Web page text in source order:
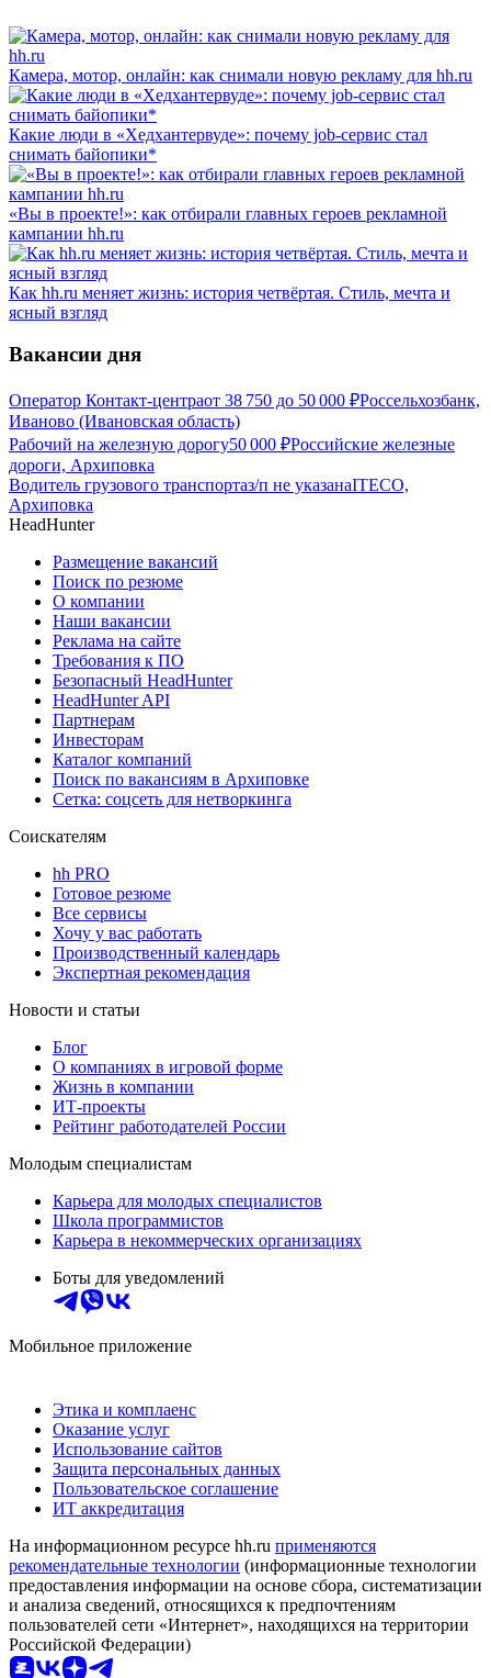
Камера, мотор, онлайн: как снимали новую рекламу для hh.ru
Какие люди в «Хедхантервуде»: почему job-сервис стал
снимать байопики*
«Вы в проекте!»: как отбирали главных героев рекламной
кампании hh.ru
Как hh.ru меняет жизнь: история четвёртая. Стиль, мечта и
ясный взгляд
Вакансии дня
Оператор Контакт-центраот 38 750 до 50 000 ₽Россельхозбанк,
Иваново (Ивановская область)
Рабочий на железную дорогу50 000 ₽Российские железные
дороги, Архиповка
Водитель грузового транспортаз/п не указанаITECO,
Архиповка
HeadHunter
Размещение вакансий
Поиск по резюме
О компании
Наши вакансии
Реклама на сайте
Требования к ПО
Безопасный HeadHunter
HeadHunter API
Партнерам
Инвесторам
Каталог компаний
Поиск по вакансиям в Архиповке
Сетка: соцсеть для нетворкинга
Соискателям
hh PRO
Готовое резюме
Все сервисы
Хочу у вас работать
Производственный календарь
Экспертная рекомендация
Новости и статьи
Блог
О компаниях в игровой форме
Жизнь в компании
ИТ-проекты
Рейтинг работодателей России
Молодым специалистам
Карьера для молодых специалистов
Школа программистов
Карьера в некоммерческих организациях
Боты для уведомлений
Мобильное приложение
Этика и комплаенс
Оказание услуг
Использование сайтов
Защита персональных данных
Пользовательское соглашение
ИТ аккредитация
На информационном ресурсе hh.ru применяются
рекомендательные технологии (информационные технологии
предоставления информации на основе сбора, систематизации
и анализа сведений, относящихся к предпочтениям
пользователей сети «Интернет», находящихся на территории
Российской Федерации)